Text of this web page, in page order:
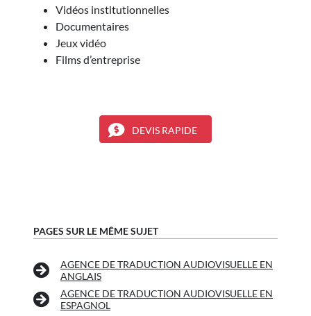
Vidéos institutionnelles
Documentaires
Jeux vidéo
Films d’entreprise
DEVIS RAPIDE
PAGES SUR LE MÊME SUJET
AGENCE DE TRADUCTION AUDIOVISUELLE EN
ANGLAIS
AGENCE DE TRADUCTION AUDIOVISUELLE EN
ESPAGNOL